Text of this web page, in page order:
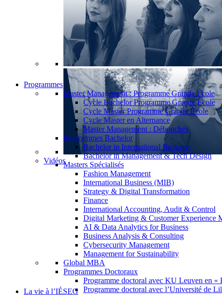
Vidéos
Programmes
Master Management : Programme Grande École
Cycle Bachelor Programme Grande École
Cycle Master Programme Grande École
Cycle Master en Alternance
Master Management : Débouchés
Programmes Bachelor
Bachelor in International Business
Bachelor in Management & Tech Design
Masters Spécialisés
Fashion Management
International Business (MIB)
Strategy & Digital Transformation
Finance
International Accounting, Audit & Control
Digital Marketing & Customer Experience
AI & Data Analytics for Business
Business Analysis & Consulting
Cybersecurity Management
Management for Sustainability
Global MBA
Programmes Doctoraux
Programme doctoral avec KU Leuven en «
Programme doctoral avec l’Université de
La vie à l’IÉSEG